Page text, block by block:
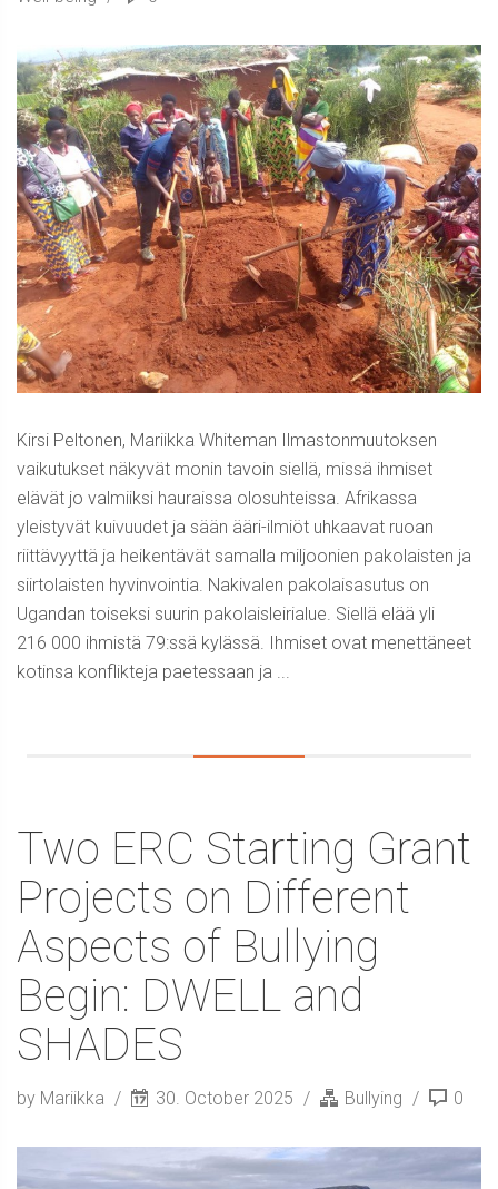
Kirsi Peltonen, Mariikka Whiteman Ilmastonmuutoksen
vaikutukset näkyvät monin tavoin siellä, missä ihmiset
elävät jo valmiiksi hauraissa olosuhteissa. Afrikassa
yleistyvät kuivuudet ja sään ääri-ilmiöt uhkaavat ruoan
riittävyyttä ja heikentävät samalla miljoonien pakolaisten ja
siirtolaisten hyvinvointia. Nakivalen pakolaisasutus on
Ugandan toiseksi suurin pakolaisleirialue. Siellä elää yli
216 000 ihmistä 79:ssä kylässä. Ihmiset ovat menettäneet
kotinsa konflikteja paetessaan ja ...
Two ERC Starting Grant
Projects on Different
Aspects of Bullying
Begin: DWELL and
SHADES
by Mariikka 30. October 2025 Bullying 0